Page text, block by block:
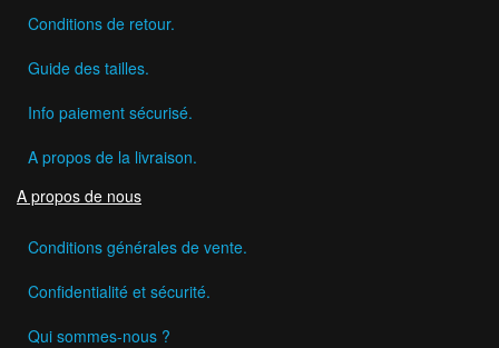
Conditions de retour.
Guide des tailles.
Info paiement sécurisé.
A propos de la livraison.
A propos de nous
Conditions générales de vente.
Confidentialité et sécurité.
Qui sommes-nous ?